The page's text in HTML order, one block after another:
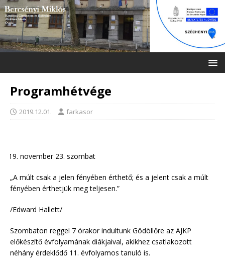
Programhétvége
2019.12.01. farkasor
november 23. szombat
„A múlt csak a jelen fényében érthető; és a jelent csak a múlt
fényében érthetjük meg teljesen.”
/Edward Hallett/
Szombaton reggel 7 órakor indultunk Gödöllőre az AJKP
előkészítő évfolyamának diákjaival, akikhez csatlakozott
néhány érdeklődő 11. évfolyamos tanuló is.